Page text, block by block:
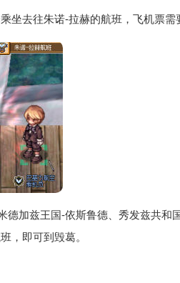
去往朱诺-拉赫的航班，飞机票需
加兹王国-依斯鲁德、秀发兹共
，即可到毁葛。